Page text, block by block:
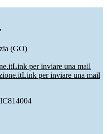
(GO)
Link per inviare una mail
Link per inviare una mail